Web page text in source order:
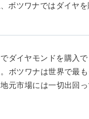
ボツワナではダイヤを
ダイヤモンドを購入
ボツワナは世界で最も
元市場には一切出回